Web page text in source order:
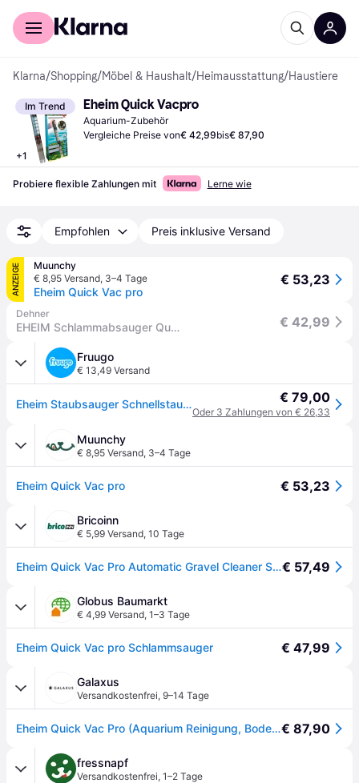
Für Shopper
Klarna/Shopping/Möbel & Haushalt/Heimausstattung/Haustiere
Im Trend
+1
Eheim Quick Vacpro
Aquarium-Zubehör
Vergleiche Preise von€ 42,99bis€ 87,90
Probiere flexible Zahlungen mit Lerne wie
Empfohlen Preis inklusive Versand
ANZEIGE
Muunchy
€ 8,95 Versand, 3–4 Tage
Eheim Quick Vac pro
€ 53,23
Dehner
EHEIM Schlammabsauger Quick Vacpro € 42,99
Fruugo
€ 13,49 Versand
Eheim Staubsauger Schnellstaubsauger 45.3x 15.4x6 cm € 79,00
Oder 3 Zahlungen von € 26,33
Muunchy
€ 8,95 Versand, 3–4 Tage
Eheim Quick Vac pro € 53,23
Bricoinn
€ 5,99 Versand, 10 Tage
Eheim Quick Vac Pro Automatic Gravel Cleaner Silber€ 57,49
Globus Baumarkt
€ 4,99 Versand, 1–3 Tage
Eheim Quick Vac pro Schlammsauger € 47,99
Galaxus
Versandkostenfrei, 9–14 Tage
Eheim Quick Vac Pro (Aquarium Reinigung, Bodensauger), Aquarium Pflege€ 87,90
fressnapf
Versandkostenfrei, 1–2 Tage